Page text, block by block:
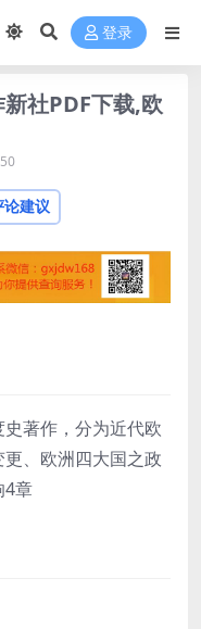
登录
社PDF下载,欧
50
论建议
著作，分为近代欧
、欧洲四大国之政
4章